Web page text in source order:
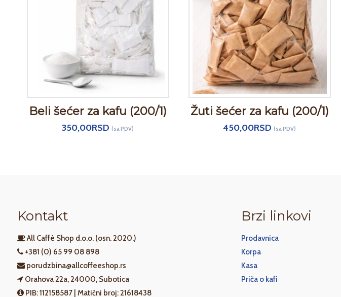
Beli šećer za kafu (200/1)
350,00RSD(sa PDV)
Žuti šećer za kafu (200/1)
450,00RSD(sa PDV)
Kontakt
All Caffè Shop d.o.o. (osn. 2020.)
+381 (0) 65 99 08 898
porudzbina@allcoffeeshop.rs
Orahova 22a, 24000, Subotica
PIB: 112158587 | Matični broj: 21618438
Brzi linkovi
Prodavnica
Korpa
Kasa
Priča o kafi